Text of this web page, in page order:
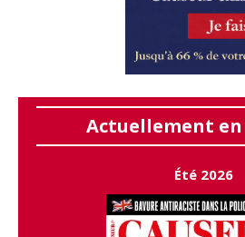
Actuellement
Été 2026